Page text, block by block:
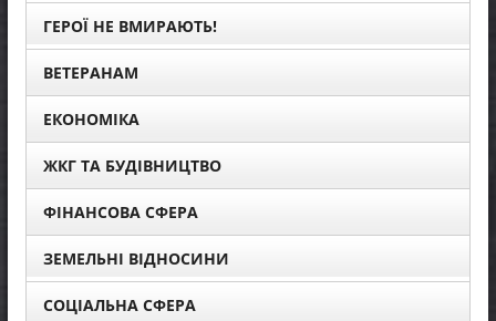
ГЕРОЇ НЕ ВМИРАЮТЬ!
ВЕТЕРАНАМ
ЕКОНОМІКА
ЖКГ ТА БУДІВНИЦТВО
ФІНАНСОВА СФЕРА
ЗЕМЕЛЬНІ ВІДНОСИНИ
СОЦІАЛЬНА СФЕРА